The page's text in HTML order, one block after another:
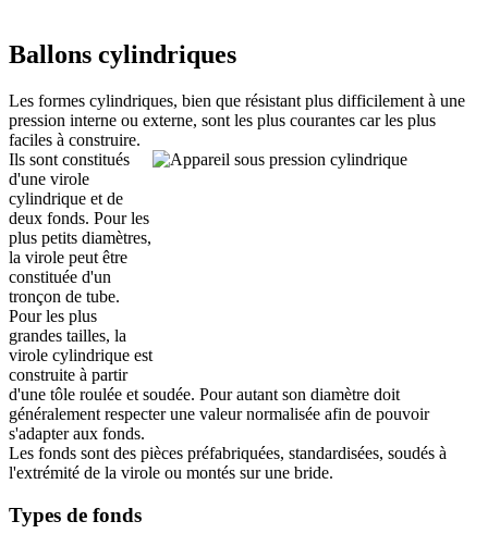
Ballons cylindriques
Les formes cylindriques, bien que résistant plus difficilement à une
pression interne ou externe, sont les plus courantes car les plus
faciles à construire.
Ils sont constitués
d'une virole
cylindrique et de
deux fonds. Pour les
plus petits diamètres,
la virole peut être
constituée d'un
tronçon de tube.
Pour les plus
grandes tailles, la
virole cylindrique est
construite à partir
d'une tôle roulée et soudée. Pour autant son diamètre doit
généralement respecter une valeur normalisée afin de pouvoir
s'adapter aux fonds.
Les fonds sont des pièces préfabriquées, standardisées, soudés à
l'extrémité de la virole ou montés sur une bride.
Types de fonds